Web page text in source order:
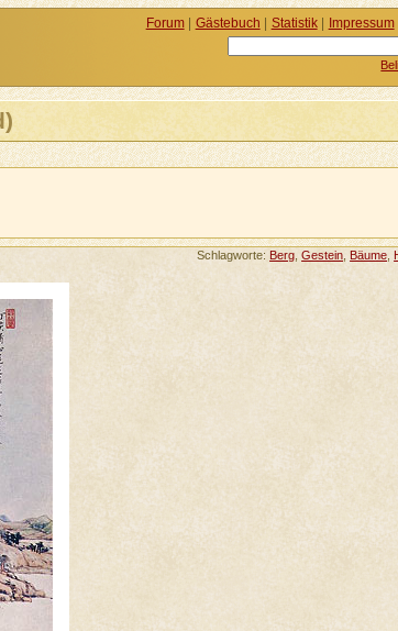
Schlagworte: Berg ,Gestein Bäume
Forum| Gästebuch | Statistik| Impressum